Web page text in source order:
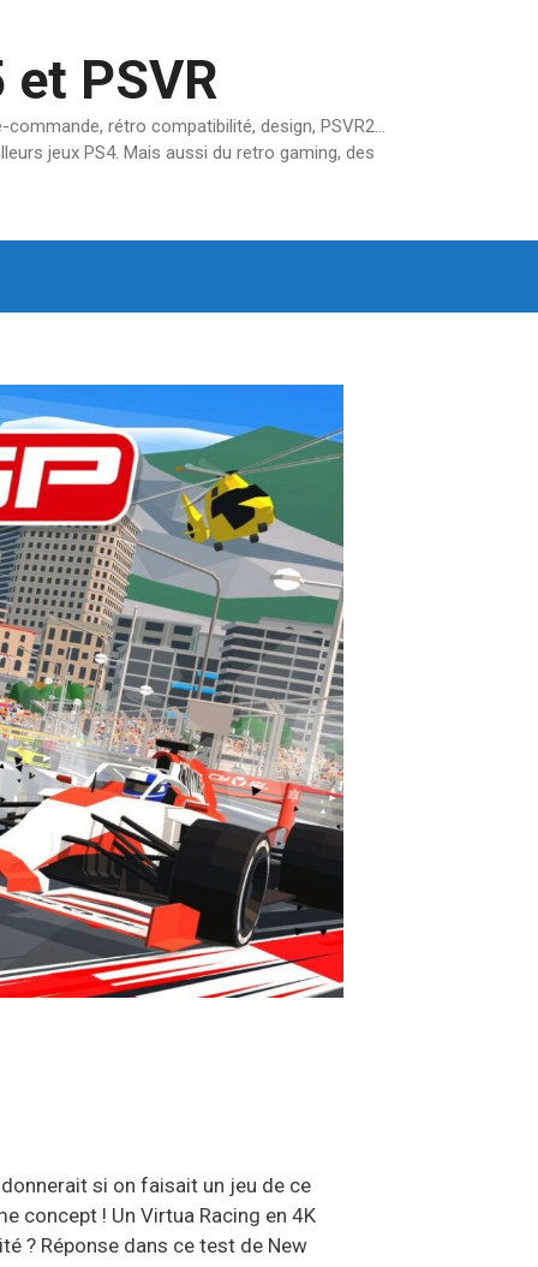
PSVR
commande, rétro compatibilité, design, PSVR2…
jeux PS4. Mais aussi du retro gaming, des
si on faisait un jeu de ce
concept ! Un Virtua Racing en 4K
? Réponse dans ce test de New